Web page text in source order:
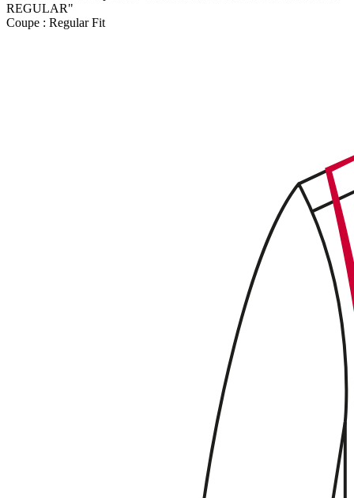
REGULAR"
Coupe : Regular Fit